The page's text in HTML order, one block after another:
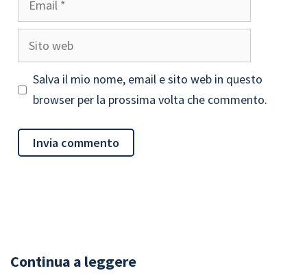
Sito
web
Salva il mio nome, email e sito web in questo
browser per la prossima volta che commento.
Continua a leggere